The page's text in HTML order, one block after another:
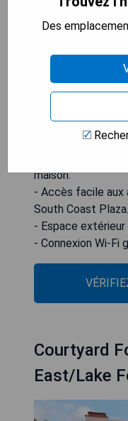
machine à laver,
Les serviettes et
L'hébergement
cheminée. Le
35 km tandis que
également à la
proche est
- Hébergement
maison.
- Accès facile
South Coast Plaza.
- Espace
- Connexion Wi-Fi
Courtyard
East/Lake
Des